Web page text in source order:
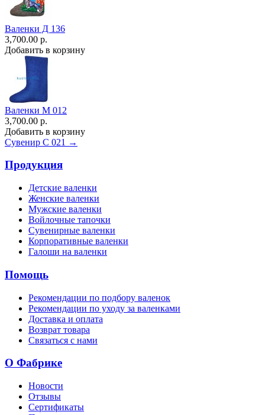
Валенки Д 136
3,700.00 р.
Добавить в корзину
Валенки М 012
3,700.00 р.
Добавить в корзину
Сувенир С 021 →
Продукция
Детские валенки
Женские валенки
Мужские валенки
Войлочные тапочки
Сувенирные валенки
Корпоративные валенки
Галоши на валенки
Помощь
Рекомендации по подбору валенок
Рекомендации по уходу за валенками
Доставка и оплата
Возврат товара
Связаться с нами
О Фабрике
Новости
Отзывы
Сертификаты